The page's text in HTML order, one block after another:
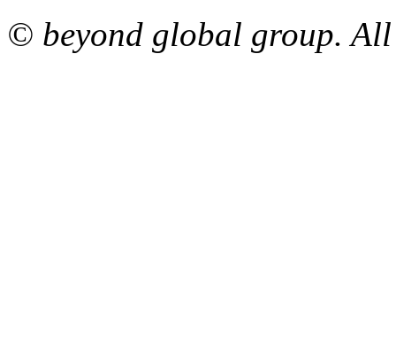
© beyond global group. All